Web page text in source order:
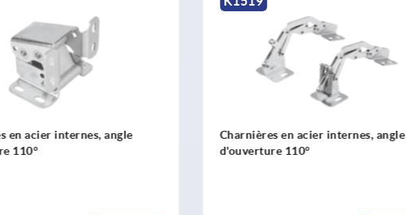
en acier internes, angle
110°
Charnières en acier internes, angle
d'ouverture 110°